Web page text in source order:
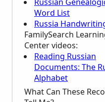
Word List
Russia
FamilySearch
Centervideos:
Reading Russian
Documents: The
Alphabet
What Can These